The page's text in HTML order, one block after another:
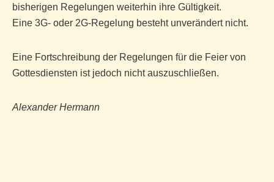
bisherigen Regelungen weiterhin ihre Gültigkeit.
Eine 3G- oder 2G-Regelung besteht unverändert nicht.
Eine Fortschreibung der Regelungen für die Feier von
Gottesdiensten ist jedoch nicht auszuschließen.
Alexander Hermann